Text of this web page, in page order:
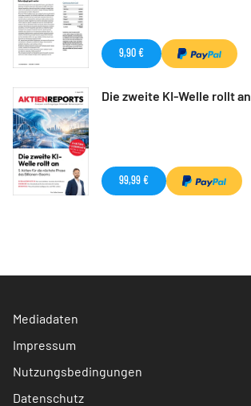
9,90 €
Die zweite KI-Welle rollt an
99,99 €
Mediadaten
Impressum
Nutzungsbedingungen
Datenschutz